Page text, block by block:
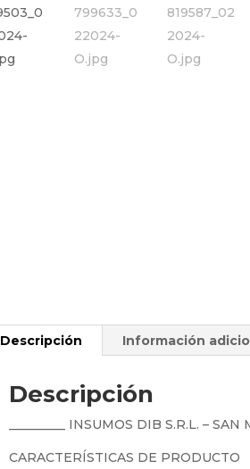
Descripción Información
Descripción
_________ INSUMOS DIB S.R.L. –
CARACTERÍSTICAS DE PRODUCTO